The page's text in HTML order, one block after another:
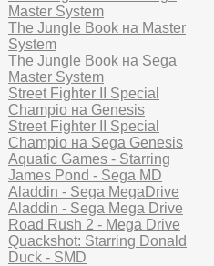
Master System
The Jungle Book на Master
System
The Jungle Book на Sega
Master System
Street Fighter II Special
Champio на Genesis
Street Fighter II Special
Champio на Sega Genesis
Aquatic Games - Starring
James Pond - Sega MD
Aladdin - Sega MegaDrive
Aladdin - Sega Mega Drive
Road Rush 2 - Mega Drive
Quackshot: Starring Donald
Duck - SMD